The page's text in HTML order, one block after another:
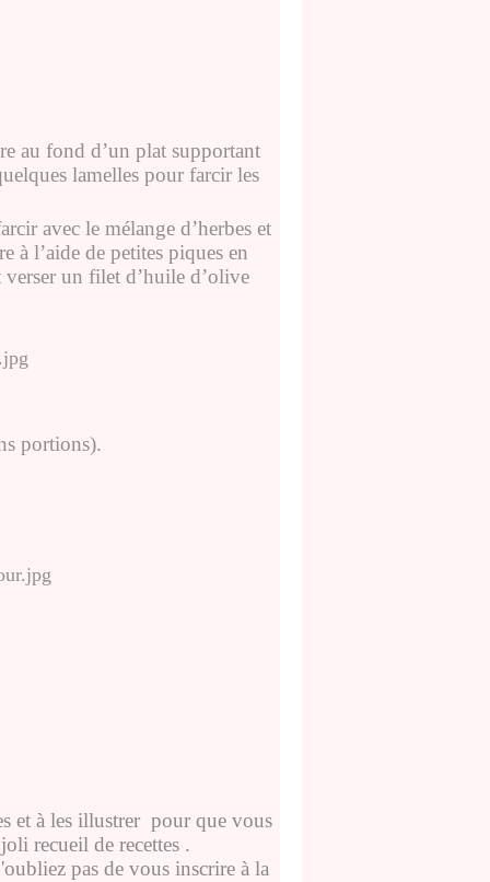
au fond d’un plat supportant
lamelles pour farcir les
avec le mélange d’herbes et
à l’aide de petites piques en
un filet d’huile d’olive
portions).
et à les illustrer pour que vous
recueil de recettes .
pas de vous inscrire à la